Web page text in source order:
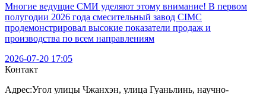
Многие ведущие СМИ уделяют этому внимание! В первом
полугодии 2026 года смесительный завод CIMC
продемонстрировал высокие показатели продаж и
производства по всем направлениям
2026-07-20 17:05
Контакт
Адрес:Угол улицы Чжанхэн, улица Гуаньлинь, научно-